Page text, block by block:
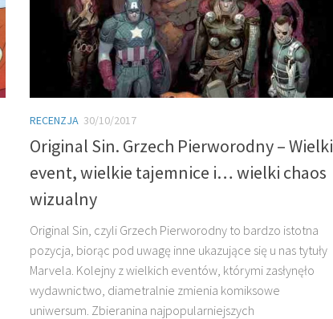
RECENZJA 30/10/2017
Original Sin. Grzech Pierworodny – Wielki
event, wielkie tajemnice i… wielki chaos
wizualny
Original Sin, czyli Grzech Pierworodny to bardzo istotna
pozycja, biorąc pod uwagę inne ukazujące się u nas tytuły
Marvela. Kolejny z wielkich eventów, którymi zasłynęło
wydawnictwo, diametralnie zmienia komiksowe
uniwersum. Zbieranina najpopularniejszych